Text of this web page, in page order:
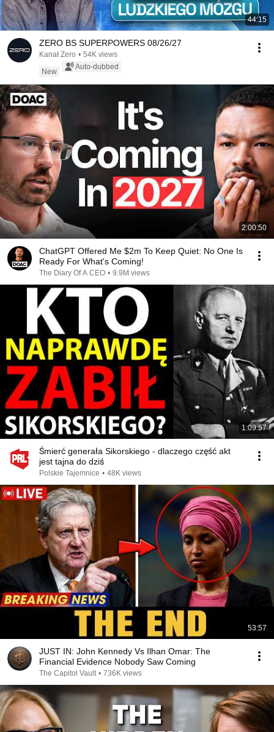
44:15
ZERO BS SUPERPOWERS 08/26/27
Kanał Zero • 54K views
New
Auto-dubbed
2:00:50
ChatGPT Offered Me $2m To Keep Quiet: No One Is
Ready For What's Coming!
The Diary Of A CEO • 9.9M views
1:09:57
Śmierć generała Sikorskiego - dlaczego część akt
jest tajna do dziś
Polskie Tajemnice • 48K views
53:57
JUST IN: John Kennedy Vs Ilhan Omar: The
Financial Evidence Nobody Saw Coming
The Capitol Vault • 736K views